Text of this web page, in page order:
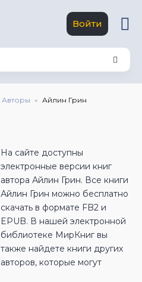
Войти
Авторы Айлин Грин
На сайте доступны
электронные версии книг
автора Айлин Грин. Все книги
Айлин Грин можно бесплатно
скачать в формате FB2 и
EPUB. В нашей электронной
библиотеке МирКниг вы
также найдете книги других
авторов, которые могут